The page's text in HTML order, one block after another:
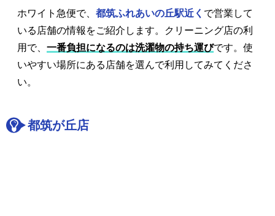
ホワイト急便で、 都筑ふれあいの丘駅近く で営業して
いる店舗の情報をご紹介します。クリーニング店の利
用で、 一番負担になるのは洗濯物の持ち運びです。使
いやすい場所にある店舗を選んで利用してみてくださ
い。
都筑が丘店